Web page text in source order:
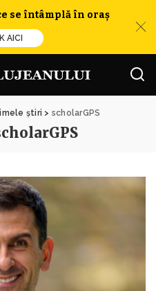
se întâmplă în oraș
AICI
știri > scholarGPS